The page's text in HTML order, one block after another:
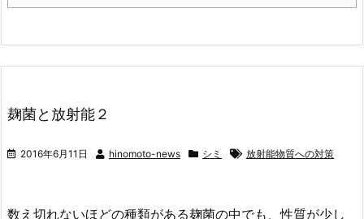
麹菌と放射能２
2016年6月11日 hinomoto-news シミ 放射能物質への対策
数え切れないほどの種類がある麹菌の中でも、性質が少し